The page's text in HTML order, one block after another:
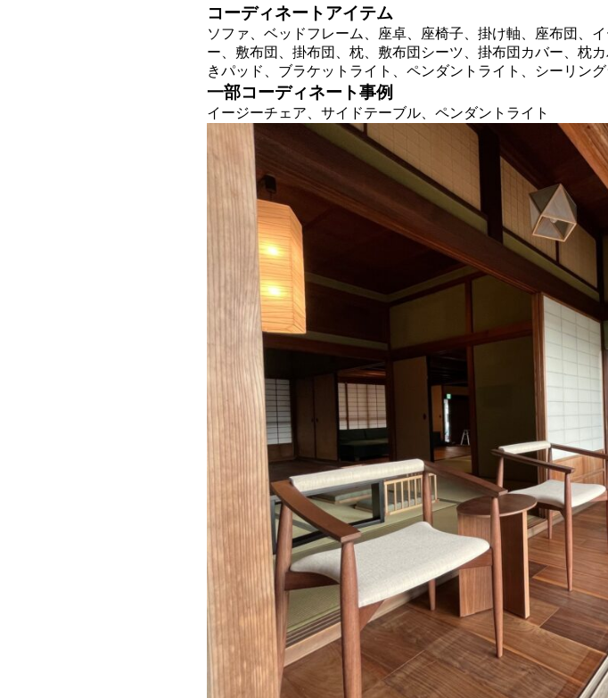
コーディネートアイテム
ソファ、ベッドフレーム、座卓、座椅子、掛け軸、座布団、
ー、敷布団、掛布団、枕、敷布団シーツ、掛布団カバー、枕
きパッド、ブラケットライト、ペンダントライト、シーリン
一部コーディネート事例
イージーチェア、サイドテーブル、ペンダントライト